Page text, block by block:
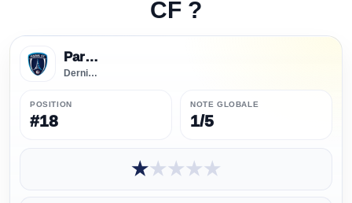
CF ?
Paris FC
Dernier classement FFF • Saison
POSITION
#18
NOTE GLOBALE
1/5
★★★★★